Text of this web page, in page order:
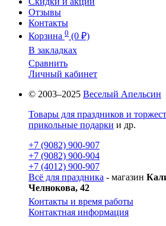
Отзывы
Контакты
Корзина 0 (0 ₽)
В закладках
Сравнить
Личный кабинет
© 2003–2025 Веселый Апельсин
Товары для праздников и
прикольные подарки и др.
+7 (9082) 900-907
+7 (9082) 900-904
+7 (4012) 900-907
Всё для праздника - магазин
Челнокова, 42
Контакты и время работы
Контактная информация